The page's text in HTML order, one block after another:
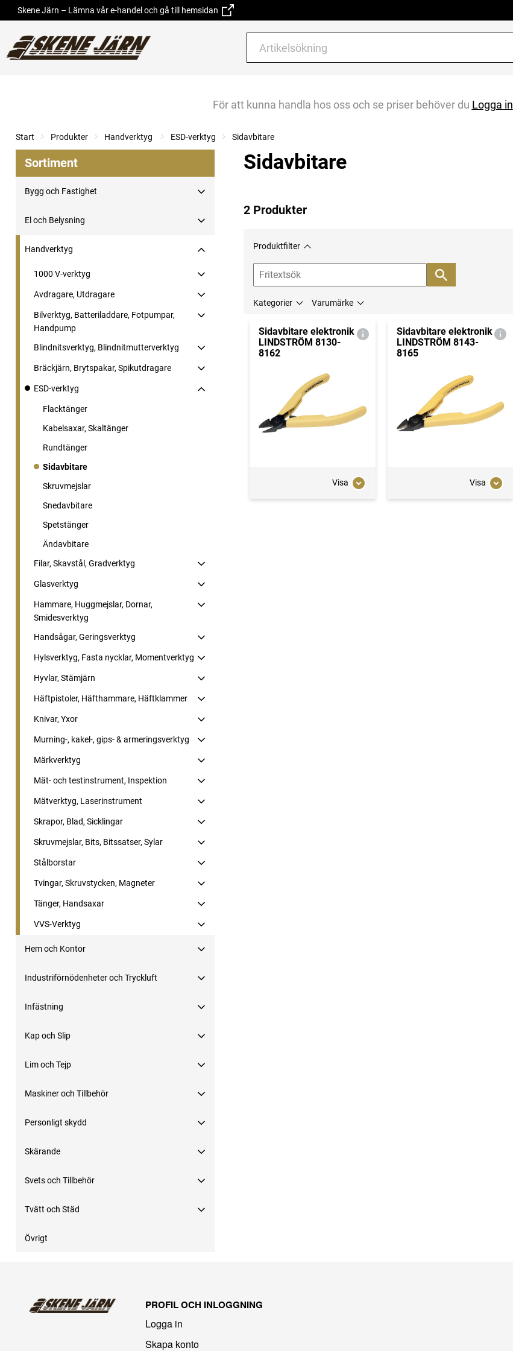
Skene Järn – Lämna vår e-handel och gå till hemsidan
För att kunna handla hos oss och se priser behöver du Logga in
Start Produkter Handverktyg ESD-verktyg Sidavbitare
Sortiment
Bygg och Fastighet
El och Belysning
Handverktyg
1000 V-verktyg
Avdragare, Utdragare
Bilverktyg, Batteriladdare, Fotpumpar,
Handpump
Blindnitsverktyg, Blindnitmutterverktyg
Bräckjärn, Brytspakar, Spikutdragare
ESD-verktyg
Flacktänger
Kabelsaxar, Skaltänger
Rundtänger
Sidavbitare
Skruvmejslar
Snedavbitare
Spetstänger
Ändavbitare
Filar, Skavstål, Gradverktyg
Glasverktyg
Hammare, Huggmejslar, Dornar,
Smidesverktyg
Handsågar, Geringsverktyg
Hylsverktyg, Fasta nycklar, Momentverktyg
Hyvlar, Stämjärn
Häftpistoler, Häfthammare, Häftklammer
Knivar, Yxor
Murning-, kakel-, gips- & armeringsverktyg
Märkverktyg
Mät- och testinstrument, Inspektion
Mätverktyg, Laserinstrument
Skrapor, Blad, Sicklingar
Skruvmejslar, Bits, Bitssatser, Sylar
Stålborstar
Tvingar, Skruvstycken, Magneter
Tänger, Handsaxar
VVS-Verktyg
Hem och Kontor
Industriförnödenheter och Tryckluft
Infästning
Kap och Slip
Lim och Tejp
Maskiner och Tillbehör
Personligt skydd
Skärande
Svets och Tillbehör
Tvätt och Städ
Övrigt
Sidavbitare
2 Produkter
Produktfilter
Kategorier Varumärke
Sidavbitare elektronik
LINDSTRÖM 8130-
8162
Visa
Sidavbitare elektronik
LINDSTRÖM 8143-
8165
Visa
PROFIL OCH INLOGGNING
Logga in
Skapa konto